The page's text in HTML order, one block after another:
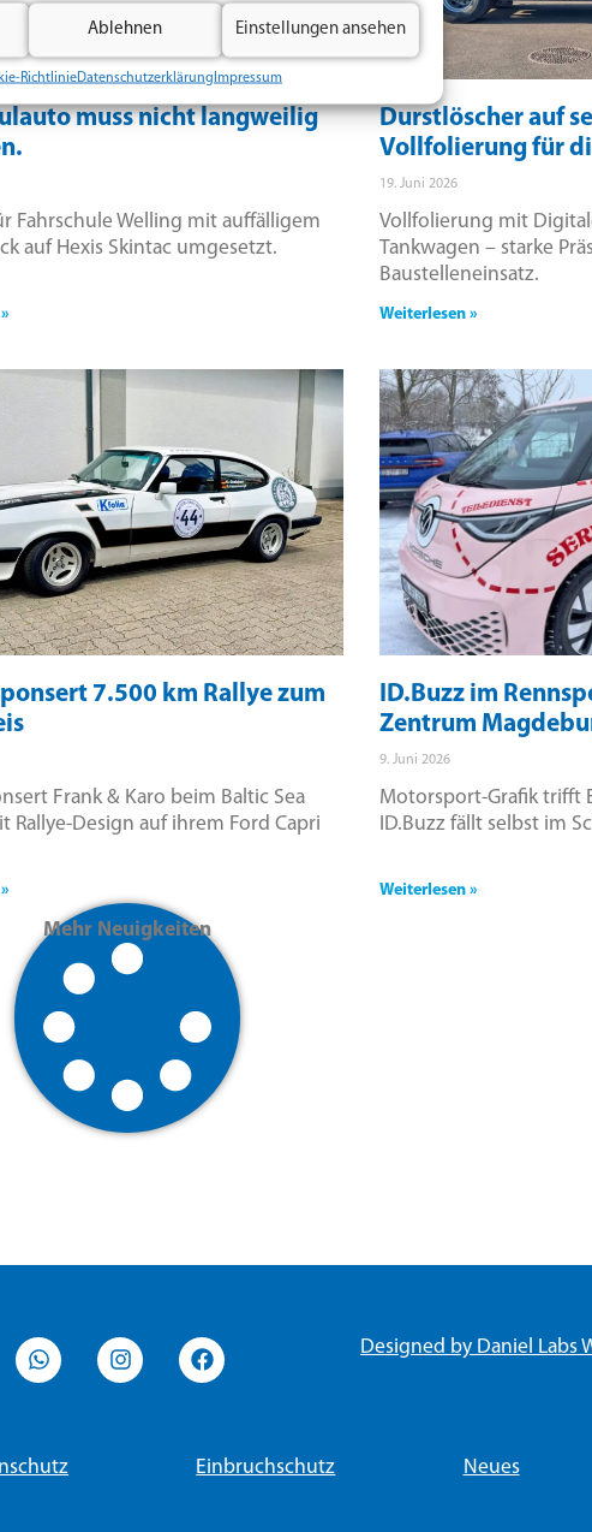
Ablehnen Einstellungen ansehen
RichtlinieDatenschutzerklärung Impressum
muss nicht langweilig
Fahrschule Welling mit auffälligem
auf Hexis Skintac umgesetzt.
Durstlöscher auf
Vollfolierung für
19. Juni 2026
Vollfolierung mit
Tankwagen – starke
Baustelleneinsatz.
Weiterlesen »
7.500 km Rallye zum
Frank & Karo beim Baltic Sea
Rallye-Design auf ihrem Ford Capri
ID.Buzz im
Zentrum
9. Juni 2026
Motorsport-Grafik trifft
ID.Buzz fällt selbst im
Weiterlesen »
Mehr Neuigkeiten
Designed by Daniel Labs
Einbruchschutz Neues